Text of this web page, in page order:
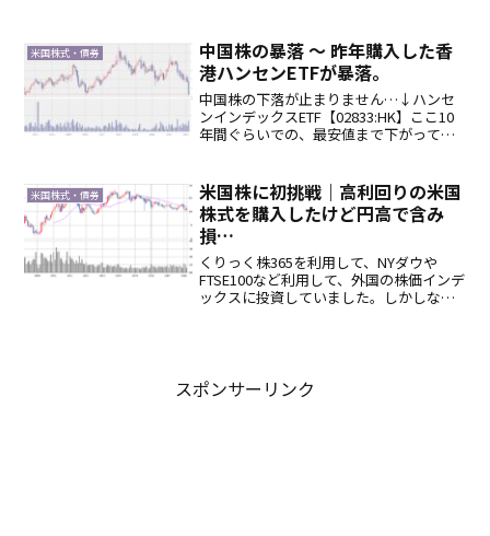
まり気になりませんが、配当金生活、
FIREを目指すレベルで...
米国株式・債券
中国株の暴落 ～ 昨年購入した香
港ハンセンETFが暴落。
中国株の下落が止まりません…↓ハンセ
ンインデックスETF【02833:HK】ここ10
年間ぐらいでの、最安値まで下がってき
際に、アリババを購入したかったのです
が、中国...
米国株式・債券
米国株に初挑戦｜高利回りの米国
株式を購入したけど円高で含み
損…
くりっく株365を利用して、NYダウや
FTSE100など利用して、外国の株価インデ
ックスに投資していました。しかしなが
スポンサーリンク